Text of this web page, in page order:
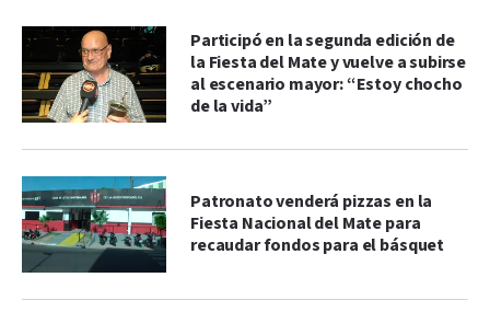
Participó en la segunda edición de
la Fiesta del Mate y vuelve a subirse
al escenario mayor: “Estoy chocho
de la vida”
Patronato venderá pizzas en la
Fiesta Nacional del Mate para
recaudar fondos para el básquet